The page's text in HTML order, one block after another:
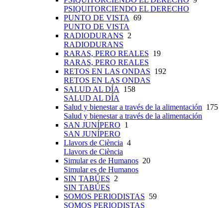
PSIQUITORCIENDO EL DERECHO
PUNTO DE VISTA 69
PUNTO DE VISTA
RADIODURANS 2
RADIODURANS
RARAS, PERO REALES 19
RARAS, PERO REALES
RETOS EN LAS ONDAS 192
RETOS EN LAS ONDAS
SALUD AL DÍA
158
SALUD AL DÍA
Salud y bienestar a través de la alimentación 175
Salud y bienestar a través de la alimentación
SAN JUNÍPERO 1
SAN JUNÍPERO
Llavors de Ciència 4
Llavors de Ciència
Simular es de Humanos 20
Simular es de Humanos
SIN TABÚES 2
SIN TABÚES
SOMOS PERIODISTAS 59
SOMOS PERIODISTAS